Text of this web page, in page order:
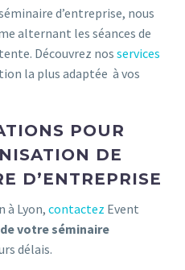
d’entreprise, nous
alternant les séances de
Découvrez nosservices
la plus adaptée à vos
POUR
DE
D’ENTREPRISE
à Lyon, contactez Event
votre séminaire
délais.